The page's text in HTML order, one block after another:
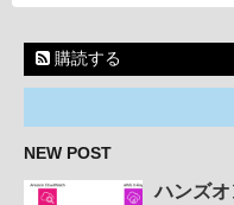
購読する
NEW POST
ハンズ